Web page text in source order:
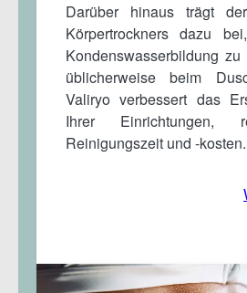
Darüber hinaus trägt
Körpertrockners dazu
Kondenswasserbildung
üblicherweise beim
Valiryo verbessert das
Ihrer Einrichtungen,
Reinigungszeit und -kosten.